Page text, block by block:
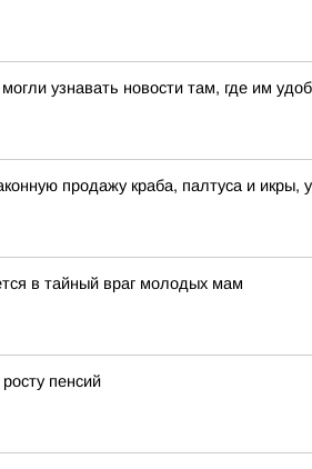
узнавать новости там, где им
продажу краба, палтуса и
в тайный враг молодых мам
пенсий